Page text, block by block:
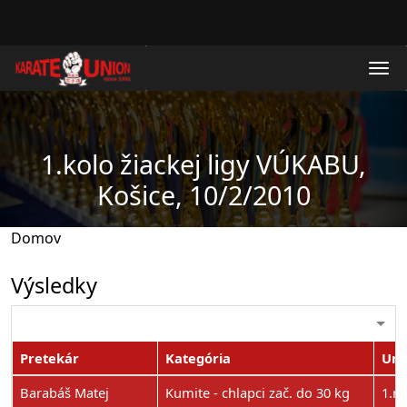
1.kolo žiackej ligy VÚKABU,
Košice, 10/2/2010
Domov
Výsledky
Pretekár Kategória
Barabáš Matej
Kumite - chlapci zač. do 30 kg